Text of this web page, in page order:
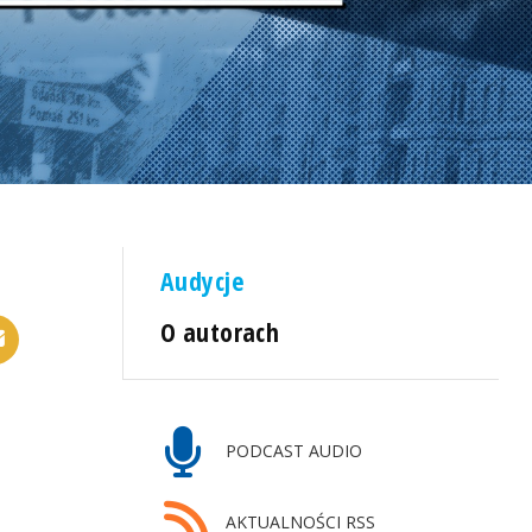
Audycje
O autorach
PODCAST AUDIO
AKTUALNOŚCI RSS